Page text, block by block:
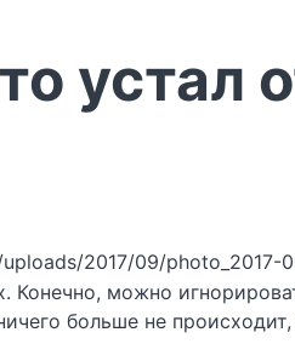
устал
2017/09/photo_2017-
можно
больше не